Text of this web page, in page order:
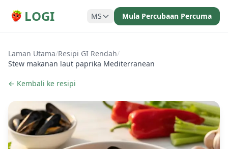
LOGI MS Mula Percubaan Percuma
Laman Utama/Resipi GI Rendah/
Stew makanan laut paprika Mediterranean
← Kembali ke resipi